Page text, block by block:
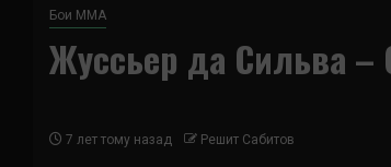
Бои ММА
Жуссьер да Сильва –
7 лет тому назад Решит Сабитов